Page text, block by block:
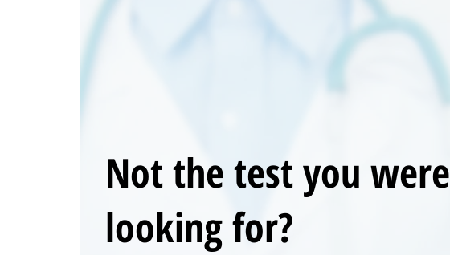
Not the test you were
looking for?